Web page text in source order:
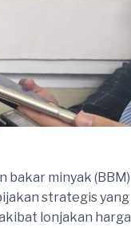
bakar minyak (BBM)
strategis yang
lonjakan harga